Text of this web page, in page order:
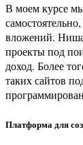
В моем курсе мы
вложений. Ниша
проекты под
доход. Более
таких сайтов
Платформа для